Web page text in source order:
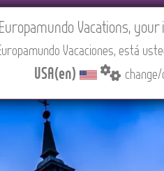
ABOUT US CONTACT
Madrid).
Vacations,
Vacaciones, está
USA(en)